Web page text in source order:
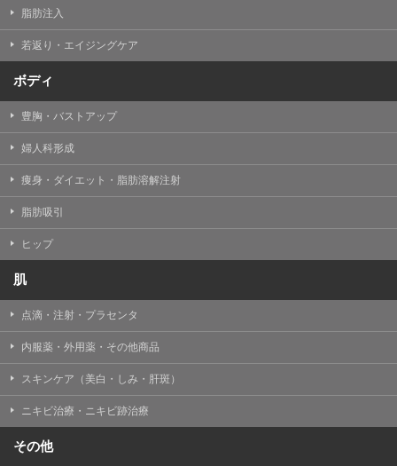
の閲覧情報を記憶させておく機能です。
TCBグループでは、Cookie及び類似技術を使用して収集
を分析し、パフォーマンス改善や、WEBサイトを通じて
提供するサービスの向上・改善のため、Cookieを使用す
ることがあります。ご使用のブラウザによりCookieを無
ジが正しく表示されなくなる場合がありますのでご留意
ください。
TCBグループが運営するWEBサイトでは、アクセスログ
として患者様の履歴情報をサーバ上に記録しています。
アクセスログはWEBサイトの保守管理や利用状況に関す
る統計分析のために使用されます。それ以外の目的で使
用されることはありません。
事業上の必要性等に応じて、改定される場合がありま
す。
掲載したときをもって効力を生じるものとします。
脂肪注入
若返り・エイジングケア
ボディ
豊胸・バストアップ
婦人科形成
痩身・ダイエット・脂肪溶解注射
脂肪吸引
ヒップ
肌
点滴・注射・プラセンタ
内服薬・外用薬・その他商品
スキンケア（美白・しみ・肝斑）
ニキビ治療・ニキビ跡治療
その他